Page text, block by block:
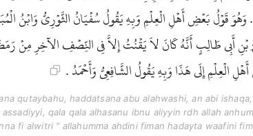
وَهُوَ قَوْلُ بَعْضِ أَهْلِ الْعِلْمِ وَبِهِ يَقُولُ سُفْيَانُ الثَّوْرِيُّ وَابْنُ
أَبِي طَالِبٍ أَنَّهُ كَانَ لاَ يَقْنُتُ إِلاَّ فِي النِّصْفِ الآخِرِ مِنْ
إِلَى هَذَا وَبِهِ يَقُولُ الشَّافِعِيُّ وَأَحْمَدُ .
qutaybahu, haddatsana abu alahwashi, an abi
qala qala alhasanu ibnu aliyyin rdh allah
fi alwitri " allahumma ahdini fiman hadayta waafini